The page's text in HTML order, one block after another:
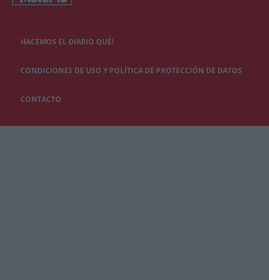
HACEMOS EL DIARIO QUÉ!
CONDICIONES DE USO Y POLÍTICA DE PROTECCIÓN DE DATOS
CONTACTO